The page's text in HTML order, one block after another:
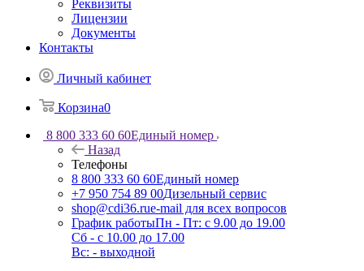
Реквизиты
Лицензии
Документы
Контакты
Личный кабинет
Корзина0
8 800 333 60 60Единый номер
Назад
Телефоны
8 800 333 60 60Единый номер
+7 950 754 89 00Дизельный сервис
shop@cdi36.rue-mail для всех вопросов
График работыПн - Пт: с 9.00 до 19.00
Сб - с 10.00 до 17.00
Вс: - выходной